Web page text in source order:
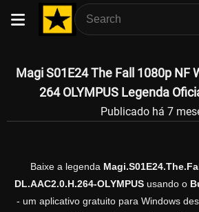
Magi S01E24 The Fall 1080p NF
264 OLYMPUS Legenda
Publicado há 7
Baixe a legenda
DL.AAC2.0.H.264-OLYMPUSusando o
- um aplicativo gratuito para Windows